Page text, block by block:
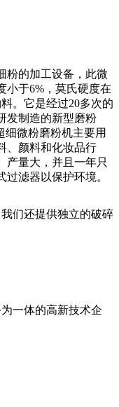
粉的加工设备，此微
小于6%，莫氏硬度在
。它是经过20多次的
发制造的新型磨粉
细微粉磨粉机主要用
、颜料和化妆品行
产量大，并且一年只
滤器以保护环境。
们还提供独立的破碎
一体的高新技术企